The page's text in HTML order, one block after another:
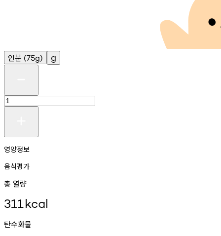
인분 (75g) g
영양정보
음식평가
총 열량
311kcal
탄수화물